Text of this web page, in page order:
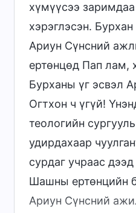
хүмүүсээ
хэрэглэсэн.
Ариун Сүнсний
ертөнцөд Пап лам,
Бурханы үг эсвэл
Огтхон ч үгүй!
теологийн
удирдахаар
сурдаг учраас
Шашны ертөнцийн
Ариун Сүнсний